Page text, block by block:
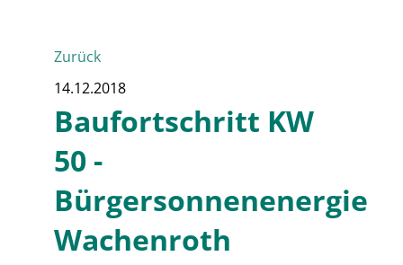
Zurück
14.12.2018
Baufortschritt KW
50 -
Bürgersonnenenergie
Wachenroth